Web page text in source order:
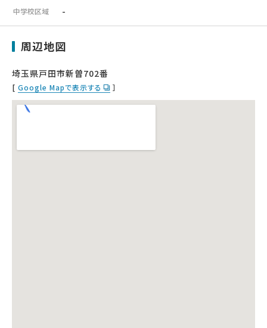
中学校区域 -
周辺地図
埼玉県戸田市新曽702番
[ Google Mapで表示する ］